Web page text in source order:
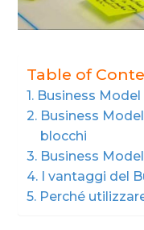
Table of
Business Model
Business
blocchi
Business
I vantaggi del
Perché